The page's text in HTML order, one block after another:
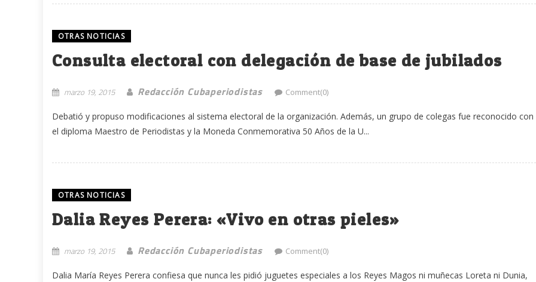
OTRAS NOTICIAS
Consulta electoral con delegación de base de jubilados
marzo 19, 2015 Redacción Cubaperiodistas Comment(0)
Debatió y propuso modificaciones al sistema electoral de la organización. Además, un grupo de colegas fue reconocido con
el diploma Maestro de Periodistas y la Moneda Conmemorativa 50 Años de la U...
OTRAS NOTICIAS
Dalia Reyes Perera: «Vivo en otras pieles»
marzo 19, 2015 Redacción Cubaperiodistas Comment(0)
Dalia María Reyes Perera confiesa que nunca les pidió juguetes especiales a los Reyes Magos ni muñecas Loreta ni Dunia,